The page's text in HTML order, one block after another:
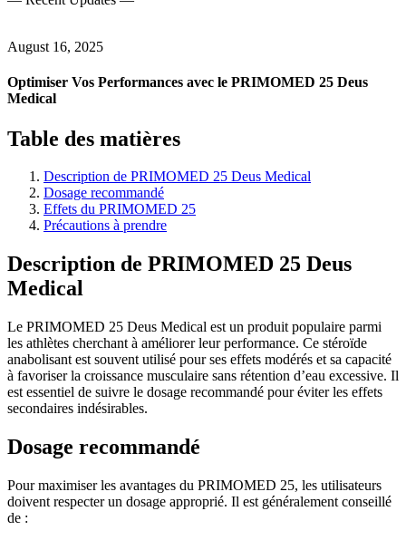
August 16, 2025
Optimiser Vos Performances avec le PRIMOMED 25 Deus
Medical
Table des matières
Description de PRIMOMED 25 Deus Medical
Dosage recommandé
Effets du PRIMOMED 25
Précautions à prendre
Description de PRIMOMED 25 Deus
Medical
Le PRIMOMED 25 Deus Medical est un produit populaire parmi
les athlètes cherchant à améliorer leur performance. Ce stéroïde
anabolisant est souvent utilisé pour ses effets modérés et sa capacité
à favoriser la croissance musculaire sans rétention d’eau excessive. Il
est essentiel de suivre le dosage recommandé pour éviter les effets
secondaires indésirables.
Dosage recommandé
Pour maximiser les avantages du PRIMOMED 25, les utilisateurs
doivent respecter un dosage approprié. Il est généralement conseillé
de :